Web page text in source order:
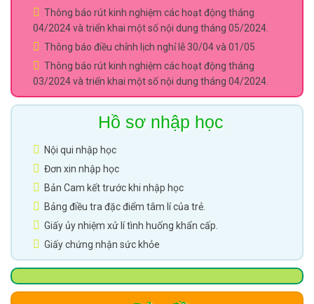
Thông báo rút kinh nghiệm các hoạt động tháng
04/2024 và triển khai một số nội dung tháng 05/2024.
Thông báo điều chỉnh lịch nghỉ lễ 30/04 và 01/05
Thông báo rút kinh nghiệm các hoạt động tháng
03/2024 và triển khai một số nội dung tháng 04/2024.
Hồ sơ nhập học
Nội qui nhập học
Đơn xin nhập học
Bản Cam kết trước khi nhập học
Bảng điều tra đặc điểm tâm lí của trẻ.
Giấy ủy nhiệm xử lí tình huống khẩn cấp.
Giấy chứng nhận sức khỏe